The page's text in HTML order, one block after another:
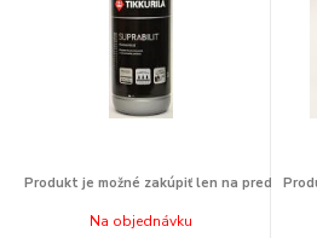
Na objednávku